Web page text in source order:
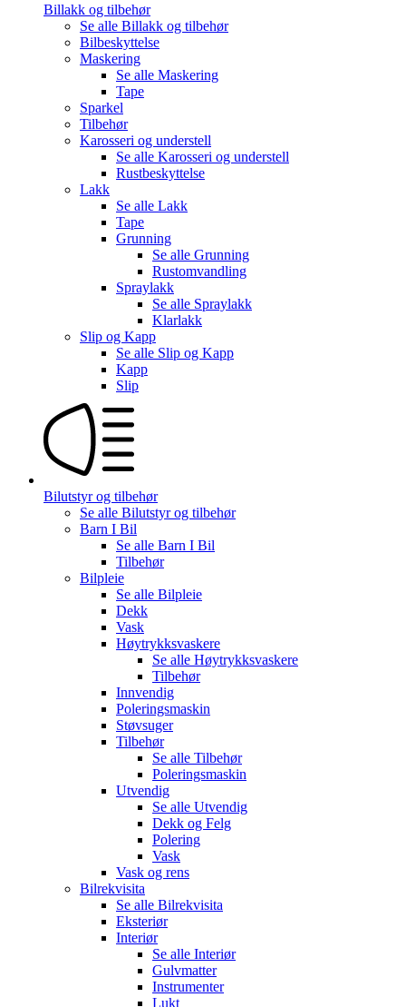
Billakk og tilbehør
Se alle Billakk og tilbehør
Bilbeskyttelse
Maskering
Se alle Maskering
Tape
Sparkel
Tilbehør
Karosseri og understell
Se alle Karosseri og understell
Rustbeskyttelse
Lakk
Se alle Lakk
Tape
Grunning
Se alle Grunning
Rustomvandling
Spraylakk
Se alle Spraylakk
Klarlakk
Slip og Kapp
Se alle Slip og Kapp
Kapp
Slip
Bilutstyr og tilbehør
Se alle Bilutstyr og tilbehør
Barn I Bil
Se alle Barn I Bil
Tilbehør
Bilpleie
Se alle Bilpleie
Dekk
Vask
Høytrykksvaskere
Se alle Høytrykksvaskere
Tilbehør
Innvendig
Poleringsmaskin
Støvsuger
Tilbehør
Se alle Tilbehør
Poleringsmaskin
Utvendig
Se alle Utvendig
Dekk og Felg
Polering
Vask
Vask og rens
Bilrekvisita
Se alle Bilrekvisita
Eksteriør
Interiør
Se alle Interiør
Gulvmatter
Instrumenter
Lukt